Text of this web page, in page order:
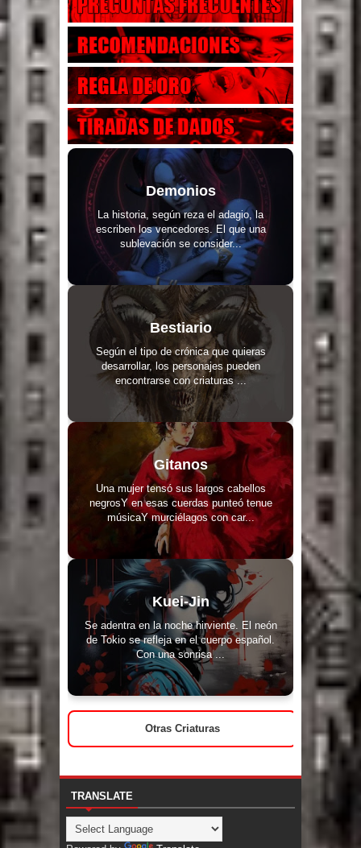
Demonios
La historia, según reza el adagio, la
escriben los vencedores. El que una
sublevación se consider...
Bestiario
Según el tipo de crónica que quieras
desarrollar, los personajes pueden
encontrarse con criaturas ...
Gitanos
Una mujer tensó sus largos cabellos
negrosY en esas cuerdas punteó tenue
músicaY murciélagos con car...
Kuei-Jin
Se adentra en la noche hirviente. El neón
de Tokio se refleja en el cuerpo español.
Con una sonrisa ...
Otras Criaturas
TRANSLATE